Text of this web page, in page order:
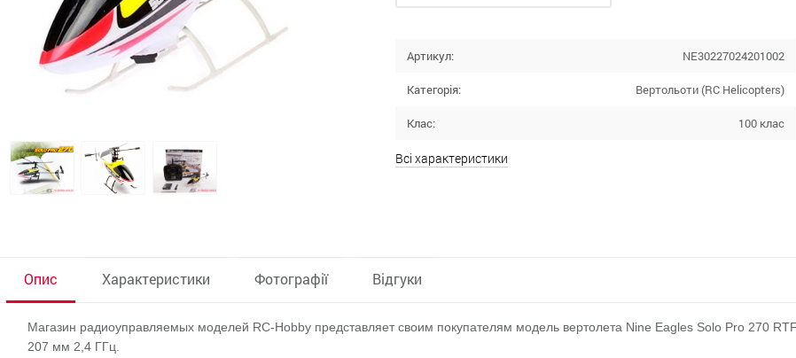
Артикул: NE30227024201002
Категорія: Вертольоти (RC Helicopters)
Клас: 100 клас
Всі характеристики
Опис
Магазин радиоуправляемых моделей RC-Hobby представляет своим покупателям модель вертолета Nine Eagles Solo Pro 270 RTF
207 мм 2,4 ГГц.
Характеристики Фотографії Відгуки